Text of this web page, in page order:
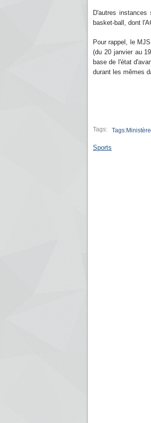
D'autres
basket-ball, dont
Pour rappel, le
(du 20 janvier au
base de l'état
durant les mêmes
Tags:
Sports